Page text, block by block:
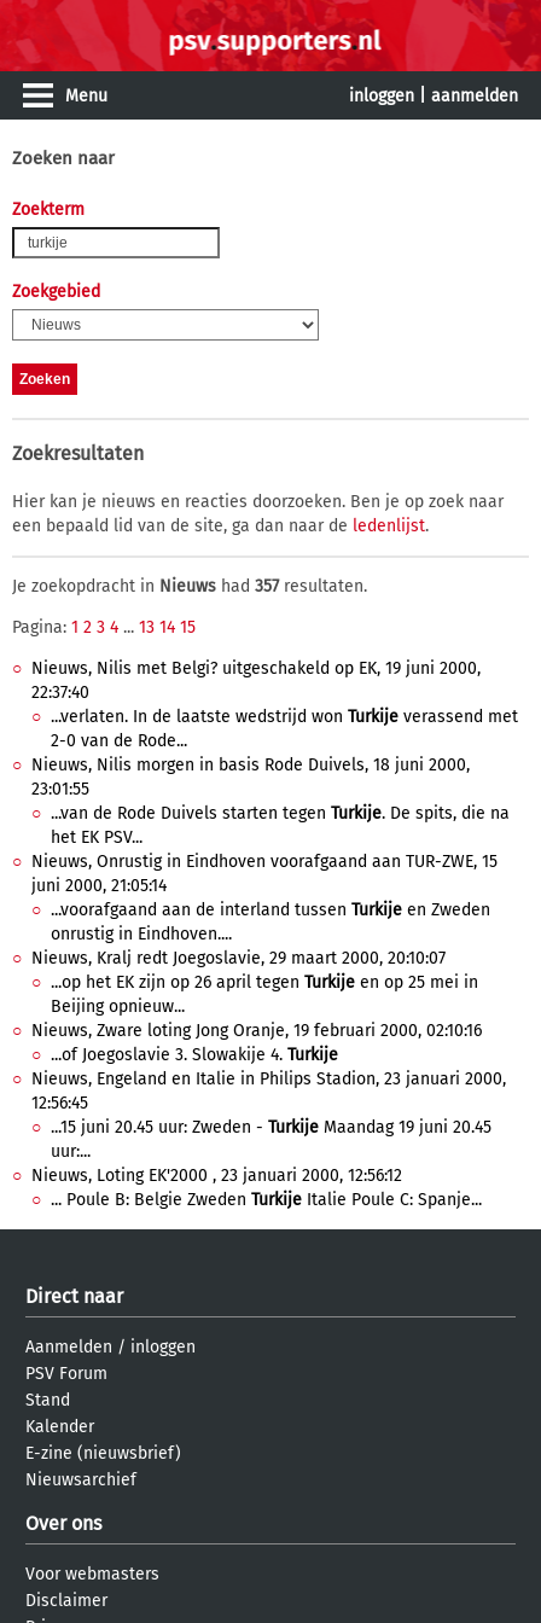
Menu inloggen aanmelden
Zoeken naar
Zoekterm
Zoekgebied
Zoekresultaten
Hier kan je nieuws en reacties doorzoeken. Ben je op zoek naar
een bepaald lid van de site, ga dan naar de ledenlijst.
Je zoekopdracht in Nieuws had 357resultaten.
Pagina: 1 2 3 4 ... 13 14 15
Nieuws, Nilis met Belgi? uitgeschakeld op EK, 19 juni 2000,
22:37:40
...verlaten. In de laatste wedstrijd won Turkije verassend met
2-0 van de Rode...
Nieuws, Nilis morgen in basis Rode Duivels, 18 juni 2000,
23:01:55
...van de Rode Duivels starten tegen Turkije. De spits, die na
het EK PSV...
Nieuws, Onrustig in Eindhoven voorafgaand aan TUR-ZWE, 15
juni 2000, 21:05:14
...voorafgaand aan de interland tussen Turkije en Zweden
onrustig in Eindhoven....
Nieuws, Kralj redt Joegoslavie, 29 maart 2000, 20:10:07
...op het EK zijn op 26 april tegen Turkije en op 25 mei in
Beijing opnieuw...
Nieuws, Zware loting Jong Oranje, 19 februari 2000, 02:10:16
...of Joegoslavie 3. Slowakije 4. Turkije
Nieuws, Engeland en Italie in Philips Stadion, 23 januari 2000,
12:56:45
...15 juni 20.45 uur: Zweden - Turkije Maandag 19 juni 20.45
uur:...
Nieuws, Loting EK'2000 , 23 januari 2000, 12:56:12
... Poule B: Belgie Zweden Turkije Italie Poule C: Spanje...
Direct naar
Aanmelden / inloggen
PSV Forum
Stand
Kalender
E-zine (nieuwsbrief)
Nieuwsarchief
Over ons
Voor webmasters
Disclaimer